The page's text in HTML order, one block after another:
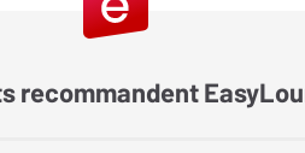
recommandent